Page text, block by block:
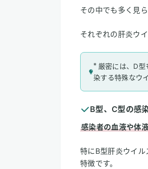
その中でも多く見
それぞれの肝炎ウ
※ 厳密には、D
染する特殊なウ
B型、C型の感
感染者の血液や体
特にB型肝炎ウイ
特徴です。